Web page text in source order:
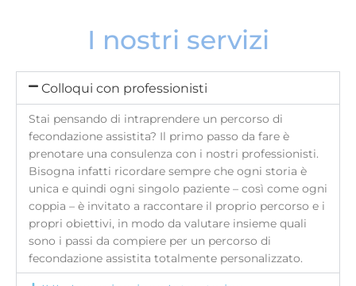
I nostri servizi
Colloqui con professionisti
Stai pensando di intraprendere un percorso di
fecondazione assistita? Il primo passo da fare è
prenotare una consulenza con i nostri professionisti.
Bisogna infatti ricordare sempre che ogni storia è
unica e quindi ogni singolo paziente – così come ogni
coppia – è invitato a raccontare il proprio percorso e i
propri obiettivi, in modo da valutare insieme quali
sono i passi da compiere per un percorso di
fecondazione assistita totalmente personalizzato.